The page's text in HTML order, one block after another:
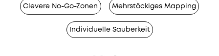
Clevere No-Go-Zonen Mehrstöckiges Mapping
Individuelle Sauberkeit